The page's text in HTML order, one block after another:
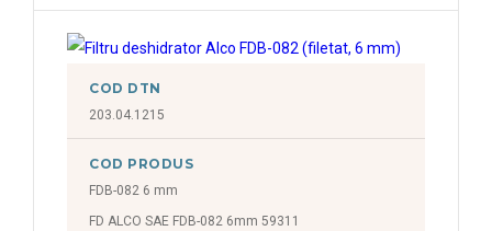
COD DTN
203.04.1215
COD PRODUS
FDB-082 6 mm
FD ALCO SAE FDB-082 6mm 59311